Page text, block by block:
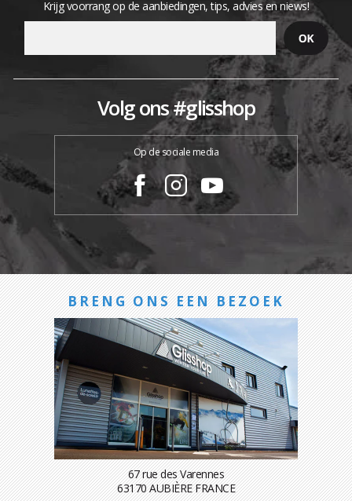
Krijg voorrang op de aanbiedingen, tips, advies en niews!
Volg ons #glisshop
Op de sociale media
BRENG ONS EEN BEZOEK
67 rue des Varennes
63170 AUBIÈRE FRANCE